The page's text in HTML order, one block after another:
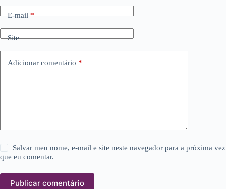
E-mail*
Site
Adicionar comentário *
Salvar meu nome, e-mail e site neste navegador para a próxima vez
que eu comentar.
Publicar comentário